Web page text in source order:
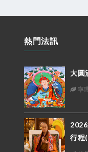
熱門法訊
大圓
寧
行程